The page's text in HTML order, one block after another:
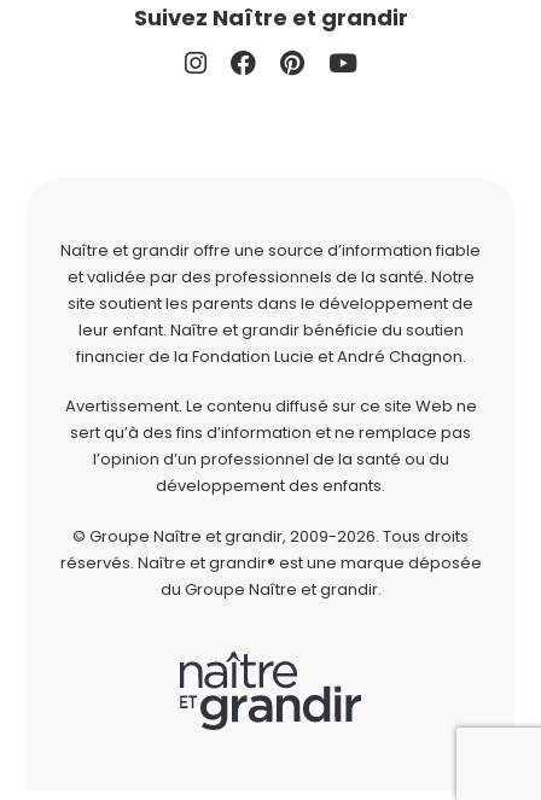
Suivez Naître et grandir
Naître et grandir offre une source d’information fiable
et validée par des professionnels de la santé. Notre
site soutient les parents dans le développement de
leur enfant. Naître et grandir bénéficie du soutien
financier de la Fondation Lucie et André Chagnon.
Avertissement. Le contenu diffusé sur ce site Web ne
sert qu’à des fins d’information et ne remplace pas
l’opinion d’un professionnel de la santé ou du
développement des enfants.
© Groupe Naître et grandir, 2009-2026. Tous droits
réservés. Naître et grandir® est une marque déposée
du Groupe Naître et grandir.